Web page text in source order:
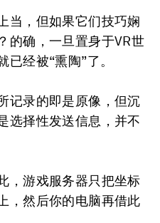
当，但如果它们技巧娴
的确，一旦置身于VR世
经被“熏陶”了。
记录的即是原像，但沉
选择性发送信息，并不
，游戏服务器只把坐标
，然后你的电脑再借此